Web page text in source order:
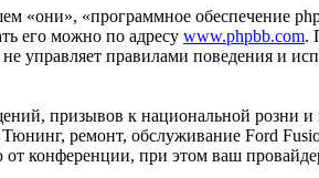
«они», «программное обеспечение
его можно по адресу www.phpbb.com.
управляет правилами поведения и
призывов к национальной розни
ремонт, обслуживание Ford
при этом ваш провайдер